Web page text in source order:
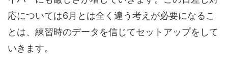
応については6月とは全く違う考えが必要になるこ
とは、練習時のデータを信じてセットアップをして
いきます。